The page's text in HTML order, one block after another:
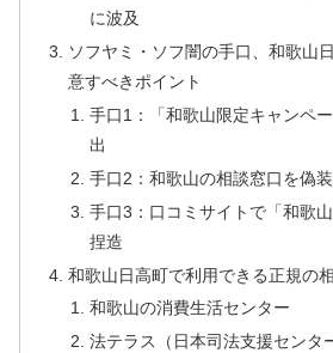
に波及
ソフヤミ・ソフ闇の手口、和歌山
意すべきポイント
手口1：「和歌山限定キャンペ
出
手口2：和歌山の相談窓口を偽装
手口3：口コミサイトで「和歌
捏造
和歌山日高町で利用できる正規の
和歌山の消費生活センター
法テラス（日本司法支援センタ